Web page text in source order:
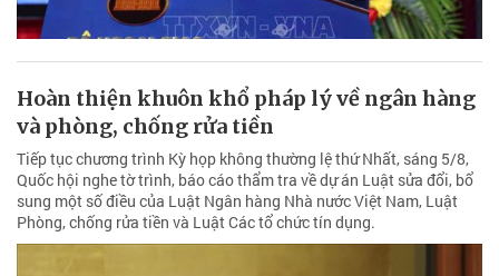
Hoàn thiện khuôn khổ pháp lý về ngân hàng
và phòng, chống rửa tiền
Tiếp tục chương trình Kỳ họp không thường lệ thứ Nhất, sáng 5/8,
Quốc hội nghe tờ trình, báo cáo thẩm tra về dự án Luật sửa đổi, bổ
sung một số điều của Luật Ngân hàng Nhà nước Việt Nam, Luật
Phòng, chống rửa tiền và Luật Các tổ chức tín dụng.